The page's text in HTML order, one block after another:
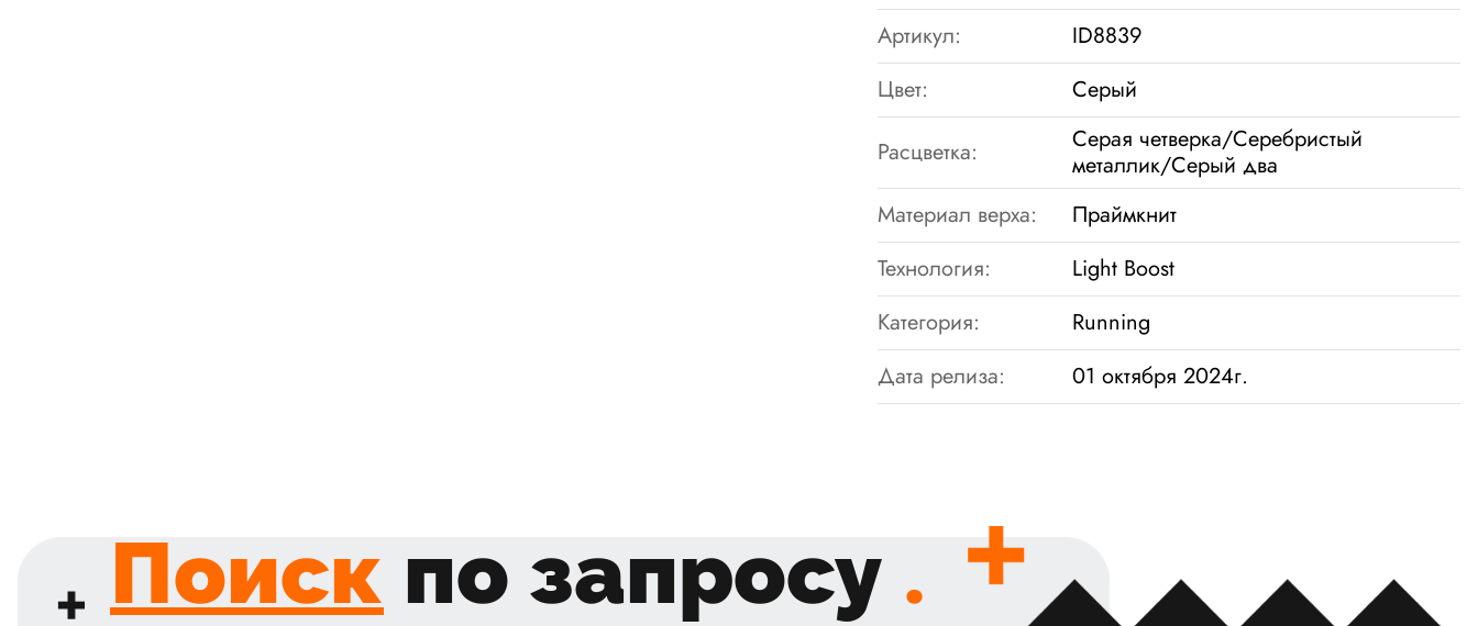
Артикул:
ID8839
Цвет:
Серый
Расцветка:
Серая четверка/Серебристый
металлик/Серый два
Материал верха:
Праймкнит
Технология:
Light Boost
Категория:
Running
Дата релиза:
01 октября 2024г.
Поиск по запросу .